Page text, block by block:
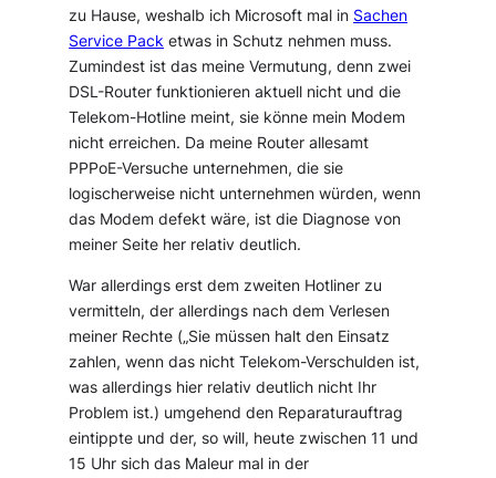
zu Hause, weshalb ich Microsoft mal in Sachen
Service Pack etwas in Schutz nehmen muss.
Zumindest ist das meine Vermutung, denn zwei
DSL-Router funktionieren aktuell nicht und die
Telekom-Hotline meint, sie könne mein Modem
nicht erreichen. Da meine Router allesamt
PPPoE-Versuche unternehmen, die sie
logischerweise nicht unternehmen würden, wenn
das Modem defekt wäre, ist die Diagnose von
meiner Seite her relativ deutlich.
War allerdings erst dem zweiten Hotliner zu
vermitteln, der allerdings nach dem Verlesen
meiner Rechte („Sie müssen halt den Einsatz
zahlen, wenn das nicht Telekom-Verschulden ist,
was allerdings hier relativ deutlich nicht Ihr
Problem ist.) umgehend den Reparaturauftrag
eintippte und der, so will, heute zwischen 11 und
15 Uhr sich das Maleur mal in der